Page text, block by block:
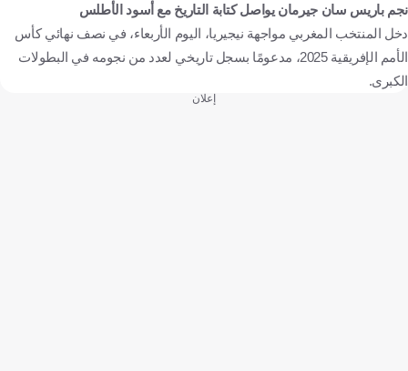
كأس أمم إفريقيا
وليد الركراكي أشرف حكيمي
نيجيريا
المغرب
كرة قدم
نجم باريس سان جيرمان يواصل كتابة التاريخ مع أسود الأطلس
دخل المنتخب المغربي مواجهة نيجيريا، اليوم الأربعاء، في نصف نهائي كأس
الأمم الإفريقية 2025، مدعومًا بسجل تاريخي لعدد من نجومه في البطولات
الكبرى.
إعلان